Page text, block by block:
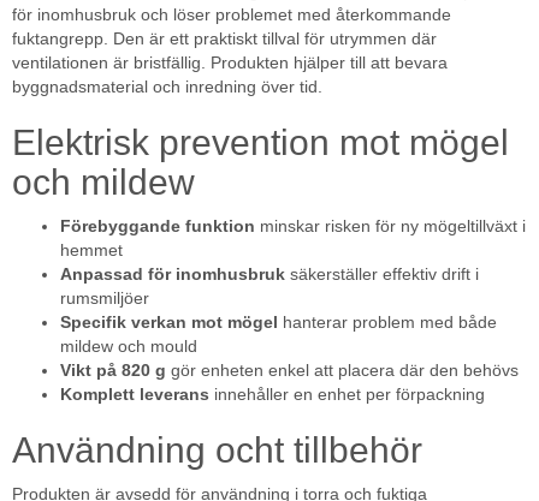
för inomhusbruk och löser problemet med återkommande
fuktangrepp. Den är ett praktiskt tillval för utrymmen där
ventilationen är bristfällig. Produkten hjälper till att bevara
byggnadsmaterial och inredning över tid.
Elektrisk prevention mot mögel
och mildew
Förebyggande funktion minskar risken för ny mögeltillväxt i
hemmet
Anpassad för inomhusbruk säkerställer effektiv drift i
rumsmiljöer
Specifik verkan mot mögel hanterar problem med både
mildew och mould
Vikt på 820 g gör enheten enkel att placera där den behövs
Komplett leverans innehåller en enhet per förpackning
Användning ocht tillbehör
Produkten är avsedd för användning i torra och fuktiga